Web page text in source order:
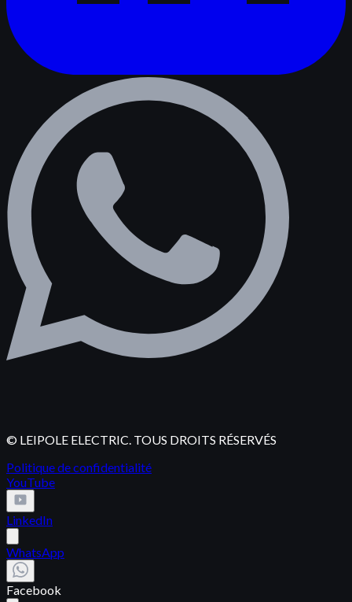
© LEIPOLE ELECTRIC. TOUS DROITS RÉSERVÉS
Politique de confidentialité
YouTube
LinkedIn
WhatsApp
Facebook